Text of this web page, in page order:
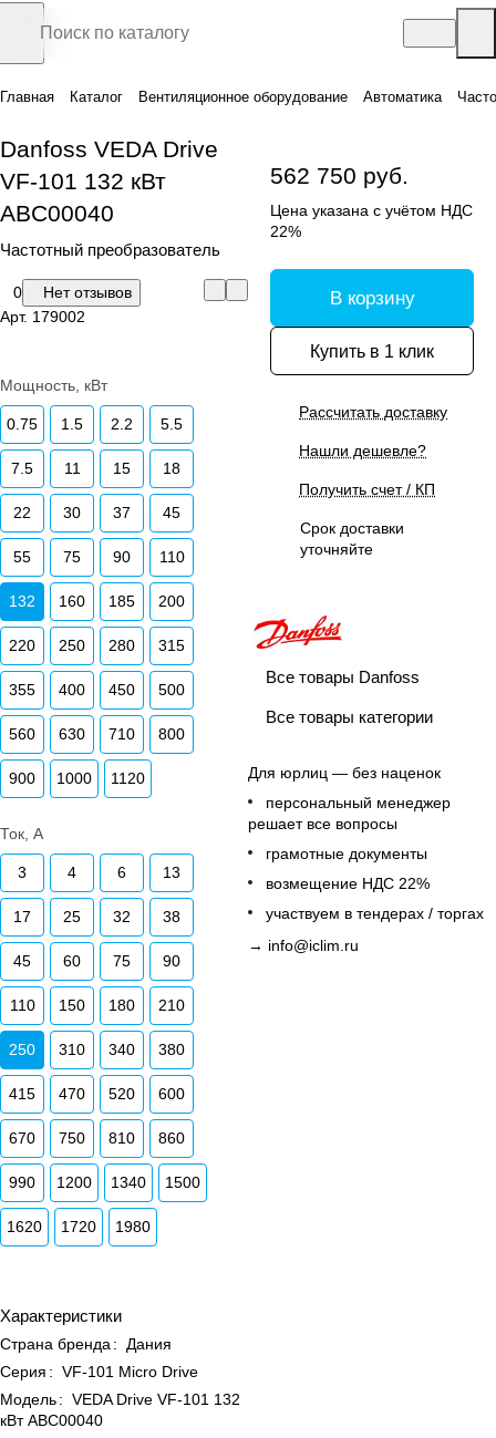
Главная Каталог Вентиляционное оборудование Автоматика
Danfoss VEDA Drive
VF-101 132 кВт
ABC00040
Частотный преобразователь
0
Нет отзывов
Арт. 179002
Мощность, кВт
0.75 1.5 2.2 5.5
7.5 11 15 18
22 30 37 45
55 75 90 110
132 160 185 200
220 250 280 315
355 400 450 500
560 630 710 800
900 1000 1120
Ток, А
3 4 6 13
17 25 32 38
45 60 75 90
110 150 180 210
250 310 340 380
415 470 520 600
670 750 810 860
990 1200 1340 1500
1620 1720 1980
Характеристики
Страна бренда :
Дания
Серия : VF-101 Micro Drive
Модель: VEDA Drive VF-101 132
кВт ABC00040
562 750 руб.
Цена указана с учётом НДС
22%
В корзину
Купить в 1 клик
Рассчитать доставку
Нашли дешевле?
Получить счет / КП
Срок доставки
уточняйте
Все товары Danfoss
Все товары категории
Для юрлиц — без наценок
персональный менеджер
решает все вопросы
грамотные документы
возмещение НДС 22%
участвуем в тендерах / торгах
→ info@iclim.ru